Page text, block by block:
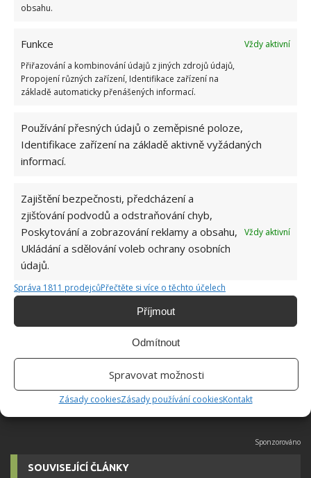
obsahu.
Funkce
Vždy aktivní
Přiřazování a kombinování údajů z jiných zdrojů údajů,
Propojení různých zařízení, Identifikace zařízení na
základě automaticky přenášených informací.
Používání přesných údajů o zeměpisné poloze,
Identifikace zařízení na základě aktivně vyžádaných
informací.
Zajištění bezpečnosti, předcházení a
zjišťování podvodů a odstraňování chyb,
Poskytování a zobrazování reklamy a obsahu,
Ukládání a sdělování voleb ochrany osobních
údajů.
Vždy aktivní
Správa 1811 prodejcůPřečtěte si více o těchto účelech
Příjmout
Odmítnout
Spravovat možnosti
Zásady cookiesZásady používání cookiesKontakt
NÁBYTEK RENOVACE
Jiří Kolář
Absolvent České zemědělské
univerzity, který je již od malička
velkým kutilem. V podstatě vše, co je
možné najít v j...[Více o autorovi]
SOUVISEJÍCÍ ČLÁNKY